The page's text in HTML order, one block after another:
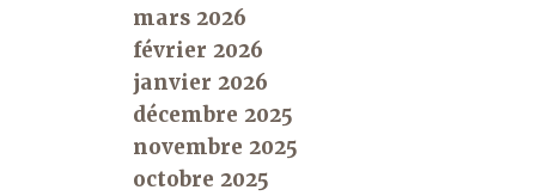
mars 2026
février 2026
janvier 2026
décembre 2025
novembre 2025
octobre 2025